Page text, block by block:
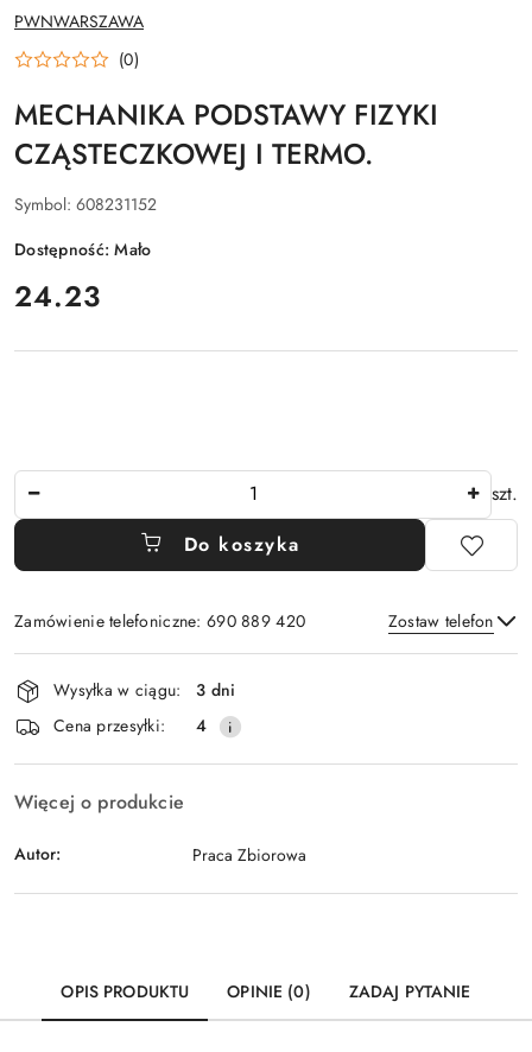
NAZWA
PRODUCENTA:
PWNWARSZAWA
(0)
MECHANIKA PODSTAWY FIZYKI
CZĄSTECZKOWEJ I TERMO.
Symbol: 608231152
Dostępność:Mało
cena:
24.23
szt.
Do koszyka
Zamówienie telefoniczne: 690 889 420 Zostaw telefon
Wyślij
Dostępność
i
dostawa
Wysyłka w ciągu:
3 dni
Cena przesyłki:
4
Więcej o produkcie
Autor: Praca Zbiorowa
OPIS PRODUKTU OPINIE (0) ZADAJ PYTANIE